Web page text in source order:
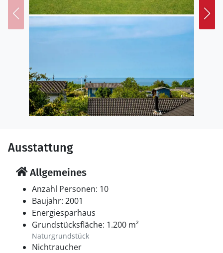
Fisch kaufen oder die sieben Windmühlen bewundern,
die sich an den beiden langen Landungsbrücken
befinden und den Hafen einrahmen. Nutzen Sie das
Ausstattung
Allgemeines
Anzahl Personen: 10
Baujahr: 2001
Energiesparhaus
Grundstücksfläche: 1.200 m²
Naturgrundstück
Nichtraucher